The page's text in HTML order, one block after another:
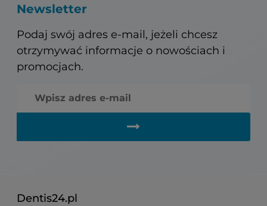
Newsletter
Podaj swój adres e-mail, jeżeli chcesz
otrzymywać informacje o nowościach i
promocjach.
Dentis24.pl